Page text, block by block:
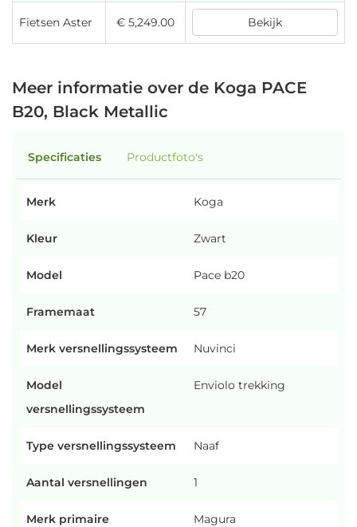
Fietsen Aster € 5,249.00 Bekijk
Meer informatie over de Koga PACE
B20, Black Metallic
Specificaties Productfoto's
Merk Koga
Kleur Zwart
Model Pace b20
Framemaat 57
Merk versnellingssysteem Nuvinci
Model
versnellingssysteem
Enviolo trekking
Type versnellingssysteem Naaf
Aantal versnellingen 1
Merk primaire
Magura